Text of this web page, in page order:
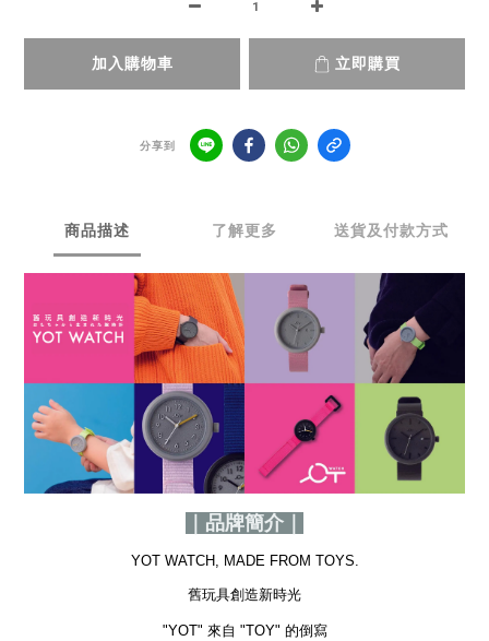
加入購物車 立即購買
分享到
商品描述 了解更多 送貨及付款方式
｜品牌簡介｜
YOT WATCH, MADE FROM TOYS.
舊玩具創造新時光
"YOT" 來自 "TOY" 的倒寫